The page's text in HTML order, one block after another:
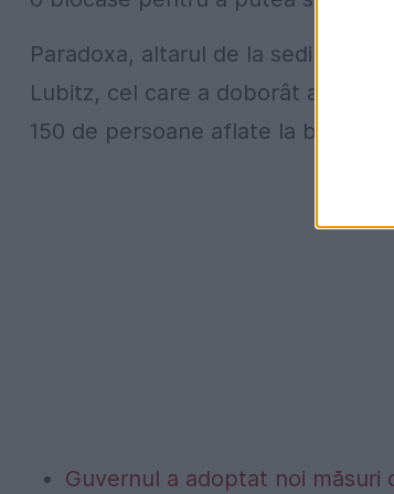
Paradoxa, altarul de la sediul
Lubitz, cel care a doborât
150 de persoane aflate la bord.
Guvernul a adoptat noi